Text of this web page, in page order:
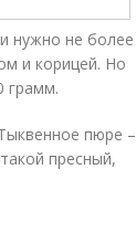
нужно не более
и корицей. Но
грамм.
пюре –
пресный,